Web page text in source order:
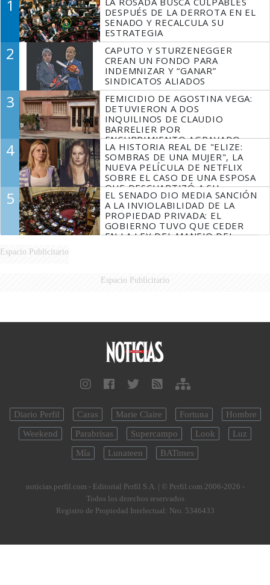
1
DESPUÉS DE LA DERROTA EN EL
SENADO Y RECALCULA SU
ESTRATEGIA
2
CAPUTO Y STURZENEGGER
CREAN UN FONDO PARA
INDEMNIZAR Y “GANAR”
SINDICATOS ALIADOS
3
FEMICIDIO DE AGOSTINA VEGA:
DETUVIERON A DOS
INQUILINOS DE CLAUDIO
BARRELIER POR
ENCUBRIMIENTO AGRAVADO
4
LA HISTORIA REAL DE "ELIZE:
SOMBRAS DE UNA MUJER", LA
NUEVA PELÍCULA DE NETFLIX
SOBRE EL CASO DE UNA ESPOSA
QUE DESCUARTIZÓ A SU
MARIDO
5
EL SENADO DIO MEDIA SANCIÓN
A LA INVIOLABILIDAD DE LA
PROPIEDAD PRIVADA: EL
GOBIERNO TUVO QUE CEDER
EN LA LEY DEL MANEJO DEL
Espacio Publicitario
Espacio Publicitario
Diario Perfil Caras Marie Claire Fortuna
Hombre
Weekend
Parabrisas Supercampo Look
Luz
Mía
Lunateen BATimes
noticias.perfil.com - Editorial Perfil S.A. | © Perfil.com 2006-2026 -
Todos los derechos reservados
Registro de Propiedad Intelectual: Nro. 5346433